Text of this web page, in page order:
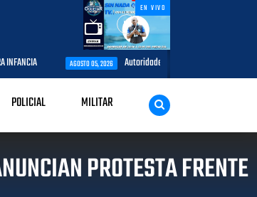
EN VIVO
AGOSTO 05, 2026 Autoridades del CESAC y explotadores de aeronaves
POLICIAL MILITAR
PROTESTA FRENTE